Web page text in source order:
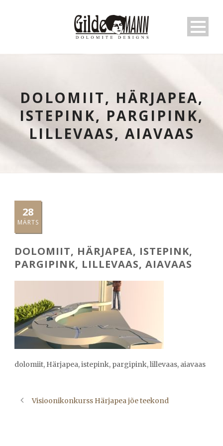
DOLOMIIT, HÄRJAPEA,
ISTEPINK, PARGIPINK,
LILLEVAAS, AIAVAAS
28
MÄRTS
DOLOMIIT, HÄRJAPEA, ISTEPINK,
PARGIPINK, LILLEVAAS, AIAVAAS
dolomiit, Härjapea, istepink, pargipink, lillevaas, aiavaas
Visioonikonkurss Härjapea jõe teekond